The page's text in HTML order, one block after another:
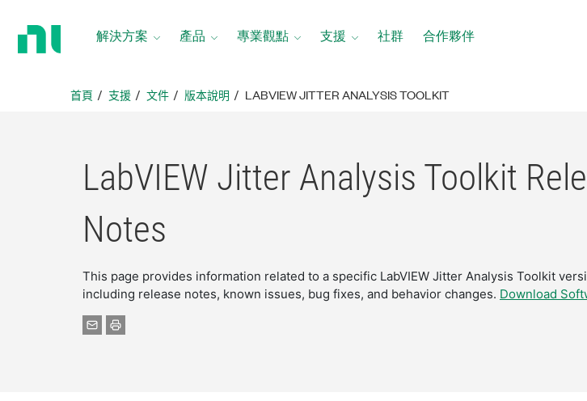
解決方案 產品 專業觀點 支援 社群 合作夥伴
首頁 支援 文件 版本說明 LABVIEW JITTER ANALYSIS TOOLKIT
LabVIEW Jitter Analysis Toolkit
Notes
This page provides information related to a specific LabVIEW Jitter Analysis Toolkit
including release notes, known issues, bug fixes, and behavior changes. Download